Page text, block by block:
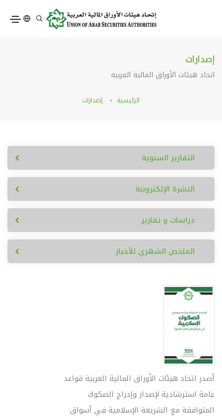
إصدارات
اتحاد هيئات الأوراق المالية العربية
الرئيسية إصدارات
التقارير السنوية
النشرة الإلكترونية
دراسات و تقارير
الملخص الشهري للأخبار
أصدر اتحاد هيئات الأوراق المالية العربية قواعد
عامة استرشادية لإصدار وإدراج الصكوك
المتوافقة مع الشريعة الإسلامية في أسواق